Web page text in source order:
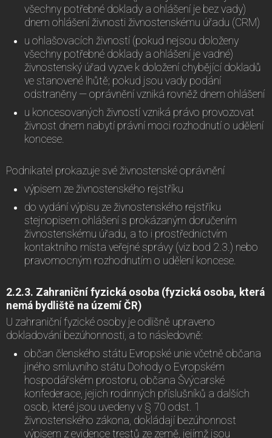
všechny potřebné doklady a ohlášení je bez vady)
dnem ohlášení živnosti živnostenskému úřadu (CRM)
u ohlašovacích živností (pokud nejsou doloženy
všechny potřebné doklady a ohlášení je vadné)
živnostenský úřad vyzve k doložení chybějící dokladů
ve stanovené lhůtě; pokud jsou vady podání
odstraněny — oprávnění vzniká rovněž dnem ohlášení
u koncesovaných živností vzniká právo provozovat
živnost dnem nabytí právní moci rozhodnutí o udělení
koncese.
Podnikatel prokazuje své živnostenské oprávnění
výpisem ze živnostenského rejstříku
do vydání výpisu ze živnostenského rejstříku
stejnopisem ohlášení s prokázaným doručením
živnostenskému úřadu, a to i prostřednictvím
kontaktního místa veřejné správy (viz bod 2.3.) nebo
pravomocným rozhodnutím o udělení koncese.
2.2.3. Zahraniční fyzická osoba (fyzická osoba, která
nemá bydliště na území ČR)
U zahraniční fyzické osoby je odlišně upraveno
dokladování bezúhonnosti, a to následovně:
občan členského státu Evropské unie včetně občana
jiného smluvního státu Dohody o Evropském
hospodářském prostoru, občana Švýcarské
konfederace, jejich rodinných příslušníků a dalších
osob, které jsou uvedeny v § 70 odst. 1
živnostenského zákona, dokládají bezúhonnost
výpisem z evidence trestů ze země, jejímž jsou